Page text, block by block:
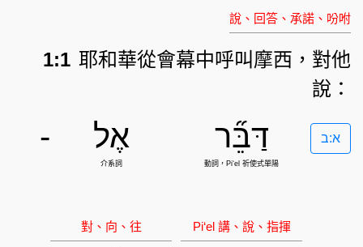
1:1 耶和華從會幕中呼叫摩西，對他
說：
א:ב דַּבֵּ֞ר אֶל -